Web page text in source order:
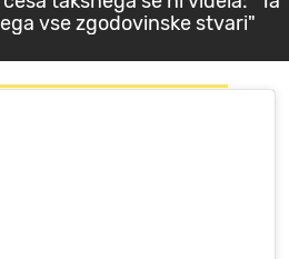
vse zgodovinske stvari"